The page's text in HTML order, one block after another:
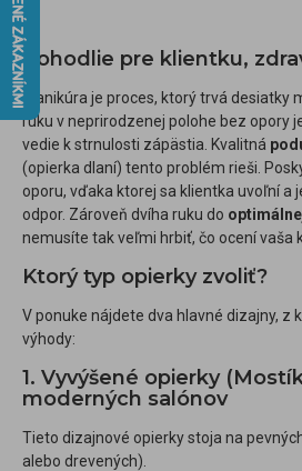
Pohodlie pre klientku,
Manikúra je proces, ktorý trvá desiatky
ruku v neprirodzenej polohe bez opory
vedie k strnulosti zápästia. Kvalitná
(opierka dlaní) tento problém rieši.
oporu, vďaka ktorej sa klientka uvoľní a
odpor. Zároveň dvíha ruku do
nemusíte tak veľmi hrbiť, čo ocení vaša
Ktorý typ opierky zvoliť?
V ponuke nájdete dva hlavné dizajny, z
výhody:
1. Vyvýšené opierky
moderných salónov
Tieto dizajnové opierky stoja na
alebo drevených).